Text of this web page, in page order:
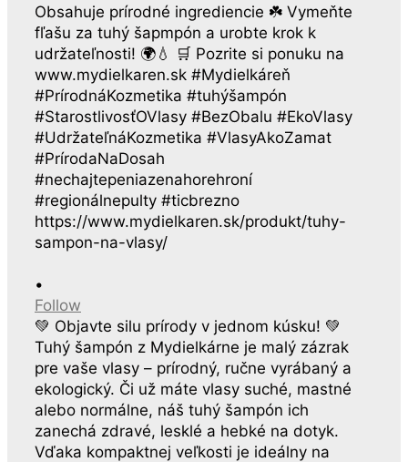
•
Follow
💚 Objavte silu prírody v jednom kúsku! 💚
Tuhý šampón z Mydielkárne je malý zázrak
pre vaše vlasy – prírodný, ručne vyrábaný a
ekologický. Či už máte vlasy suché, mastné
alebo normálne, náš tuhý šampón ich
zanechá zdravé, lesklé a hebké na dotyk.
Vďaka kompaktnej veľkosti je ideálny na